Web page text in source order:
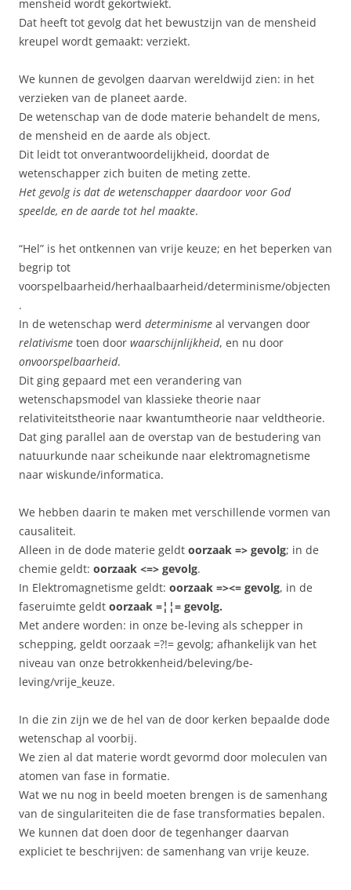
mensheid wordt gekortwiekt.
Dat heeft tot gevolg dat het bewustzijn van de mensheid
kreupel wordt gemaakt: verziekt.
We kunnen de gevolgen daarvan wereldwijd zien: in het
verzieken van de planeet aarde.
De wetenschap van de dode materie behandelt de mens,
de mensheid en de aarde als object.
Dit leidt tot onverantwoordelijkheid, doordat de
wetenschapper zich buiten de meting zette.
Het gevolg is dat de wetenschapper daardoor voor God
speelde, en de aarde tot hel maakte.
“Hel” is het ontkennen van vrije keuze; en het beperken van
begrip tot
voorspelbaarheid/herhaalbaarheid/determinisme/objecten
.
In de wetenschap werd determinisme al vervangen door
relativisme toen door waarschijnlijkheid, en nu door
onvoorspelbaarheid.
Dit ging gepaard met een verandering van
wetenschapsmodel van klassieke theorie naar
relativiteitstheorie naar kwantumtheorie naar veldtheorie.
Dat ging parallel aan de overstap van de bestudering van
natuurkunde naar scheikunde naar elektromagnetisme
naar wiskunde/informatica.
We hebben daarin te maken met verschillende vormen van
causaliteit.
Alleen in de dode materie geldt oorzaak => gevolg; in de
chemie geldt: oorzaak <=> gevolg.
In Elektromagnetisme geldt: oorzaak =><= gevolg, in de
faseruimte geldt oorzaak =¦¦= gevolg.
Met andere worden: in onze be-leving als schepper in
schepping, geldt oorzaak =?!= gevolg; afhankelijk van het
niveau van onze betrokkenheid/beleving/be-
leving/vrije_keuze.
In die zin zijn we de hel van de door kerken bepaalde dode
wetenschap al voorbij.
We zien al dat materie wordt gevormd door moleculen van
atomen van fase in formatie.
Wat we nu nog in beeld moeten brengen is de samenhang
van de singulariteiten die de fase transformaties bepalen.
We kunnen dat doen door de tegenhanger daarvan
expliciet te beschrijven: de samenhang van vrije keuze.